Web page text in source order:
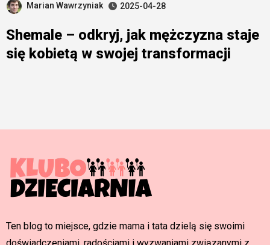
Marian Wawrzyniak 2025-04-28
Shemale – odkryj, jak mężczyzna staje
się kobietą w swojej transformacji
Ten blog to miejsce, gdzie mama i tata dzielą się swoimi